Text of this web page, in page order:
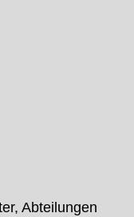
Abteilungen